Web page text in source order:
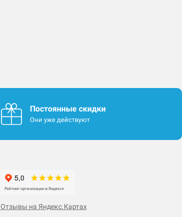
Постоянные скидки
Они уже действуют
Отзывы на Яндекс.Картах